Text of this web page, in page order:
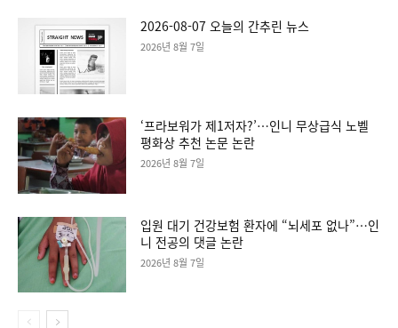
2026-08-07 오늘의 간추린 뉴스
2026년 8월 7일
‘프라보워가 제1저자?’…인니 무상급식 노벨
평화상 추천 논문 논란
2026년 8월 7일
입원 대기 건강보험 환자에 “뇌세포 없나”…인
니 전공의 댓글 논란
2026년 8월 7일